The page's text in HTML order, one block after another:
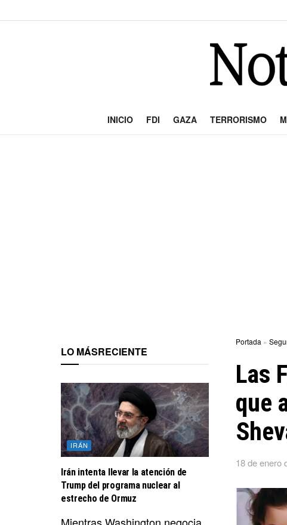
INICIO FDI GAZA TERRORISMO
Portada »
Las
que
18 de enero
LO MÁSRECIENTE
IRÁN
Irán intenta llevar la atención de
Trump del programa nuclear al
estrecho de Ormuz
Mientras Washington negocia